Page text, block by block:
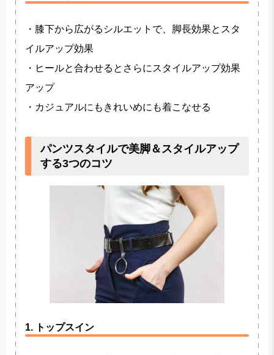
・膝下から広がるシルエットで、脚長効果とスタ
イルアップ効果
・ヒールと合わせるとさらにスタイルアップ効果
アップ
・カジュアルにもきれいめにも着こなせる
パンツスタイルで美脚＆スタイルアップ
する3つのコツ
1. トップスイン